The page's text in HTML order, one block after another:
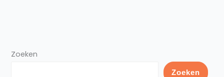
Zoeken
Zoeken